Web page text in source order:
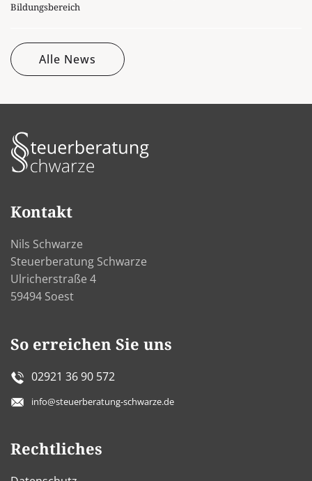
Bildungsbereich
Alle News
Kontakt
Nils Schwarze
Steuerberatung Schwarze
Ulricherstraße 4
59494 Soest
So erreichen Sie uns
02921 36 90 572
info@steuerberatung-schwarze.de
Rechtliches